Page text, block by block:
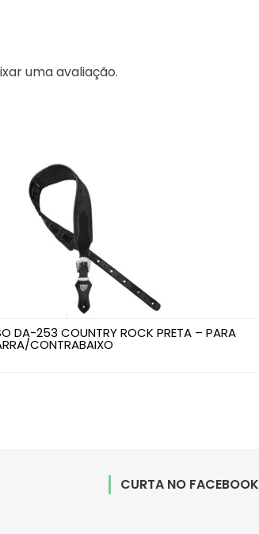
uma avaliação.
DA-253 COUNTRY ROCK PRETA – PARA
CONTRABAIXO
CURTA NO FACEBOOK